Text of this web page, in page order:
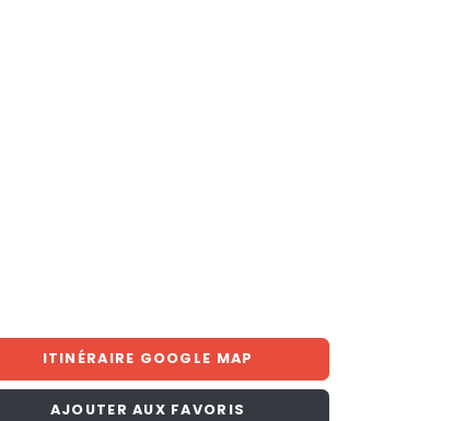
ITINÉRAIRE GOOGLE MAP
AJOUTER AUX FAVORIS